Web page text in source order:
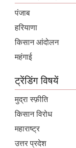
पंजाब
हरियाणा
किसान आंदोलन
महंगाई
ट्रेंडिंग विषयें
मुद्रा स्फ़ीति
किसान विरोध
महाराष्ट्र
उत्तर प्रदेश